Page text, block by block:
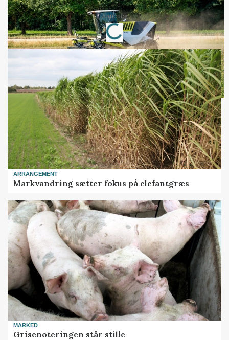
Annonce
Loading...
ARRANGEMENT
Markvandring sætter fokus på elefantgræs
MARKED
Grisenoteringen står stille